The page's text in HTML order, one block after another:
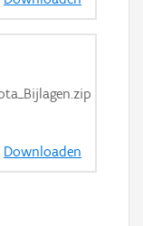
Downloaden